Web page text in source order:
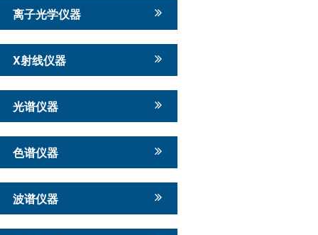
离子光学仪器
X射线仪器
光谱仪器
色谱仪器
波谱仪器